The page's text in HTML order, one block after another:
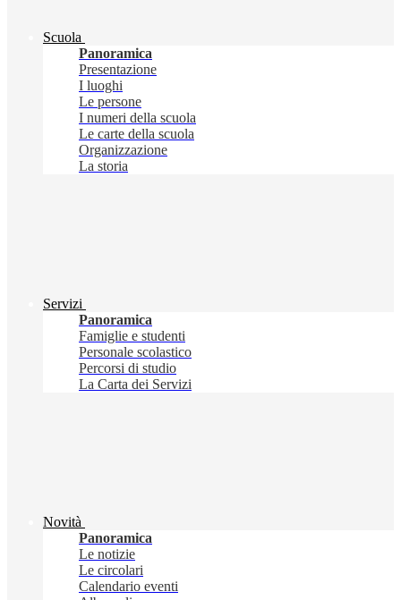
Scuola
Panoramica
Presentazione
I luoghi
Le persone
I numeri della scuola
Le carte della scuola
Organizzazione
La storia
Servizi
Panoramica
Famiglie e studenti
Personale scolastico
Percorsi di studio
La Carta dei Servizi
Novità
Panoramica
Le notizie
Le circolari
Calendario eventi